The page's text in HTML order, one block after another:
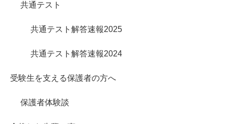
共通テスト
共通テスト解答速報2025
共通テスト解答速報2024
受験生を支える保護者の方へ
保護者体験談